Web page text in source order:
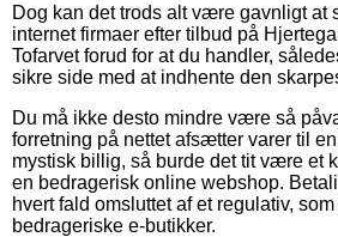
Dog kan det trods alt være gavnligt at
internet firmaer efter tilbud på
Tofarvet forud for at du handler,
sikre side med at indhente den
Du må ikke desto mindre være så
forretning på nettet afsætter varer til
mystisk billig, så burde det tit være et
en bedragerisk online webshop.
hvert fald omsluttet af et regulativ,
bedrageriske e-butikker.